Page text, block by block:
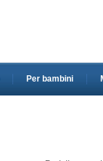
Per bambini